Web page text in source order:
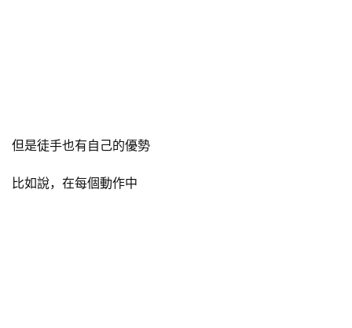
但是徒手也有自己的優勢
比如說，在每個動作中